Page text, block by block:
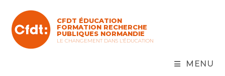
content
CFDT ÉDUCATION
FORMATION RECHERCHE
PUBLIQUES NORMANDIE
LE CHANGEMENT DANS L'ÉDUCATION
MENU